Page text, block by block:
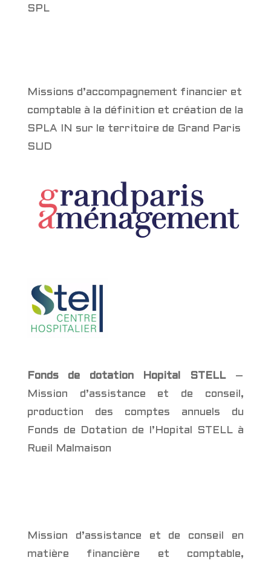
SPL
Missions d’accompagnement financier et
comptable à la définition et création de la
SPLA IN sur le territoire de Grand Paris
SUD
Fonds de dotation Hopital STELL–
Mission d’assistance et de conseil,
production des comptes annuels du
Fonds de Dotation de l’Hopital STELL à
Rueil Malmaison
Mission d’assistance et de conseil en
matière financière et comptable,